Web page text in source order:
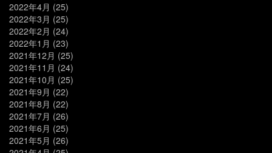
2022年4月 (25)
2022年3月 (25)
2022年2月 (24)
2022年1月 (23)
2021年12月 (25)
2021年11月 (24)
2021年10月 (25)
2021年9月 (22)
2021年8月 (22)
2021年7月 (26)
2021年6月 (25)
2021年5月 (26)